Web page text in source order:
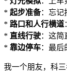
* 起步准备：忘记
* 路口和人行横道
* 直线行驶：这
* 靠边停车：最
我一个朋友，科